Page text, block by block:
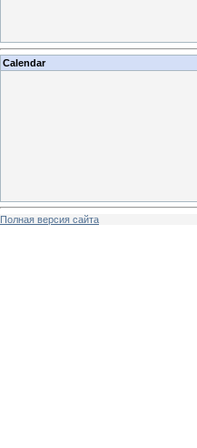
Calendar
Полная версия сайта